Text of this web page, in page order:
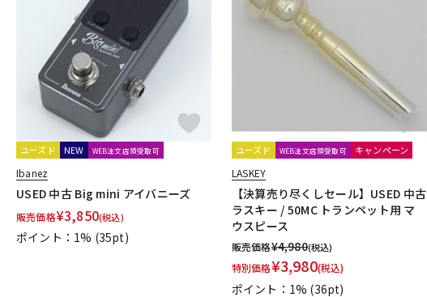
ユーズド NEW WEB注文店頭受取可
Ibanez
USED 中古 Big mini アイバニーズ
販売価格¥3,850(税込)
ポイント：1% (35pt)
ユーズド WEB注文店頭受取可 キャンペーン
LASKEY
【決算売り尽くしセール】USED 中古
ラスキー / 50MC トランペット用 マ
ウスピース
販売価格¥4,980(税込)
特別価格¥3,980(税込)
ポイント：1% (36pt)